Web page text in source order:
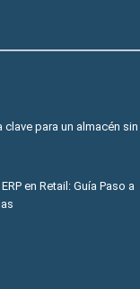
clave para un almacén sin
en Retail: Guía Paso a